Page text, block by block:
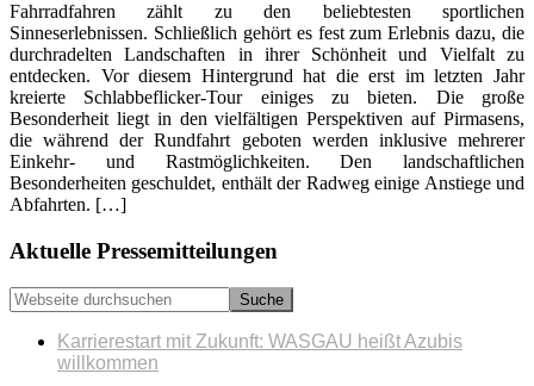
Fahrradfahren zählt zu den beliebtesten sportlichen
Sinneserlebnissen. Schließlich gehört es fest zum Erlebnis dazu, die
durchradelten Landschaften in ihrer Schönheit und Vielfalt zu
entdecken. Vor diesem Hintergrund hat die erst im letzten Jahr
kreierte Schlabbeflicker-Tour einiges zu bieten. Die große
Besonderheit liegt in den vielfältigen Perspektiven auf Pirmasens,
die während der Rundfahrt geboten werden inklusive mehrerer
Einkehr- und Rastmöglichkeiten. Den landschaftlichen
Besonderheiten geschuldet, enthält der Radweg einige Anstiege und
Abfahrten. […]
Seitenspalte
Aktuelle Pressemitteilungen
Webseite
durchsuchen
Karrierestart mit Zukunft: WASGAU heißt Azubis
willkommen